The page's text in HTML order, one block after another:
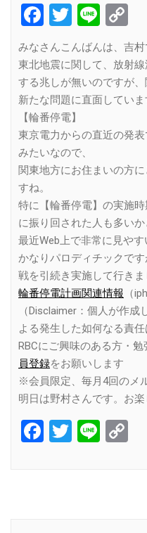
Facebook
Twitter
Line
みなさんこんばんは、吉村
東北地震に関して、放射
する兆しが無いのですが
新たな問題に直面していま
【輪番停電】
東京電力からの直近の発
みたいなので、
関東地方にお住まいの方
すね。
特に【輪番停電】の実施
に振り回された人も多いか
最近Web上で非常に見や
かなりパロディチックで
戦を引続き実施して行きま
輪番停電計画関連情報 （
（Disclaimer：個人が作
よる発生した如何なる責任
RBCにご興味のある方・
員登録をお願いします
※会員限定、毎月4回のメ
明日は野村さんです。お楽
Facebook
Twitter
Line